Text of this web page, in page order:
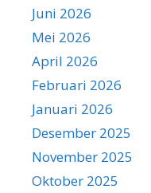
Juni 2026
Mei 2026
April 2026
Februari 2026
Januari 2026
Desember 2025
November 2025
Oktober 2025